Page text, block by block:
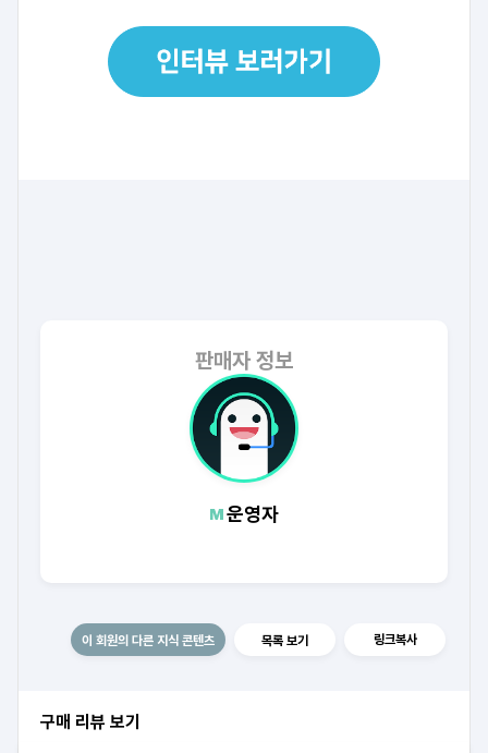
판매자 정보
운영자
이 회원의 다른 지식 콘텐츠 목록 보기 링크복사
구매 리뷰 보기